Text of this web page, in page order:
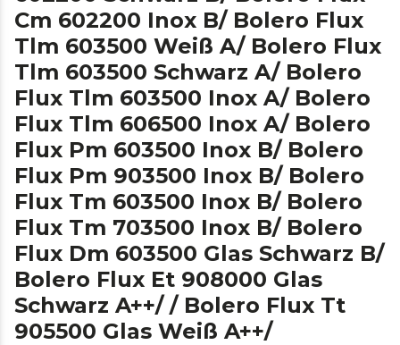
Cm ​​602200 Inox B/ Bolero Flux
Tlm 603500 Weiß A/ Bolero Flux
Tlm 603500 Schwarz A/ Bolero
Flux Tlm 603500 Inox A/ Bolero
Flux Tlm 606500 Inox A/ Bolero
Flux Pm 603500 Inox B/ Bolero
Flux Pm 903500 Inox B/ Bolero
Flux Tm 603500 Inox B/ Bolero
Flux Tm 703500 Inox B/ Bolero
Flux Dm 603500 Glas Schwarz B/
Bolero Flux Et 908000 Glas
Schwarz A++/ / Bolero Flux Tt
905500 Glas Weiß A++/